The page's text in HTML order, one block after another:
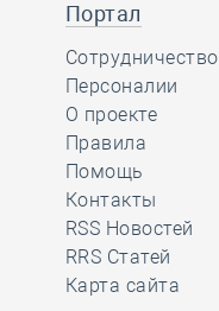
Портал
Сотрудничество
Персоналии
О проекте
Правила
Помощь
Контакты
RSS Новостей
RRS Статей
Карта сайта